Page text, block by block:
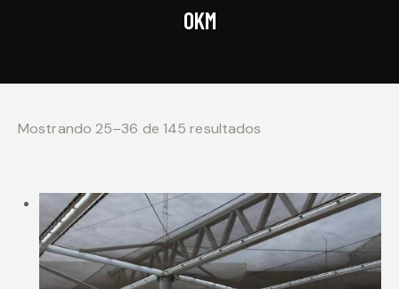
0KM
Mostrando 25–36 de 145 resultados